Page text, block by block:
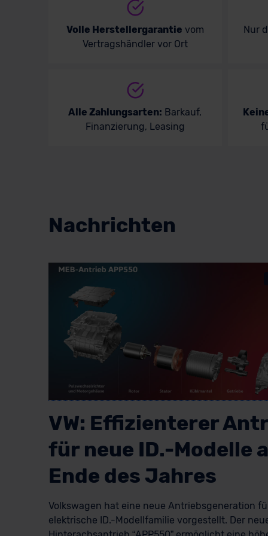
Volle Herstellergarantie vom
Vertragshändler vor Ort
Nur
Alle Zahlungsarten: Barkauf,
Finanzierung, Leasing
Nachrichten
VW: Effizienterer
für neue ID.-Modelle
Ende des Jahres
Volkswagen hat eine neue Antriebsgeneration
elektrische ID.-Modellfamilie vorgestellt. Der